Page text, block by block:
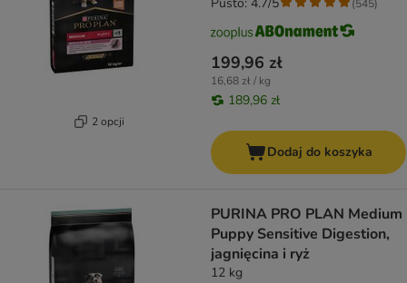
2 opcji
199,96 zł
16,68 zł / kg
189,96 zł
(545)
Dodaj do koszyka
PURINA PRO PLAN Medium
Puppy Sensitive Digestion,
jagnięcina i ryż
12 kg